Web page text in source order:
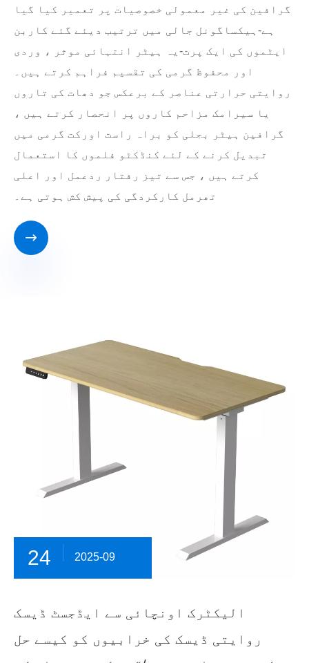
گرافین کی غیر معمولی خصوصیات پر تعمیر کیا گیا
ہے-ہیکساگونل جالی میں ترتیب دیئے گئے کاربن
ایٹموں کی ایک پرت-یہ ہیٹر انتہائی موثر ، وردی
اور محفوظ گرمی کی تقسیم فراہم کرتے ہیں۔
روایتی حرارتی عناصر کے برعکس جو دھات کی تاروں
یا سیرامک ​​مزاحم کاروں پر انحصار کرتے ہیں ،
گرافین ہیٹر بجلی کو براہ راست اورکت گرمی میں
تبدیل کرنے کے لئے کنڈکٹو فلموں کا استعمال
کرتے ہیں ، جس سے تیز رفتار ردعمل اور اعلی
تھرمل کارکردگی کی پیش کش ہوتی ہے۔

24 2025-09
الیکٹرک اونچائی سے ایڈجسٹ ڈیسک
روایتی ڈیسک کی خرابیوں کو کیسے حل